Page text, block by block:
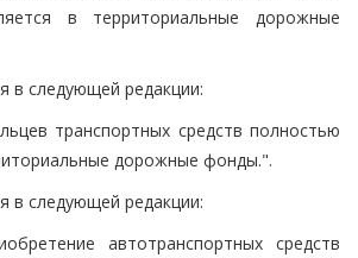
в территориальные дорожные
в следующей редакции:
транспортных средств полностью
дорожные фонды.".
в следующей редакции:
автотранспортных средств